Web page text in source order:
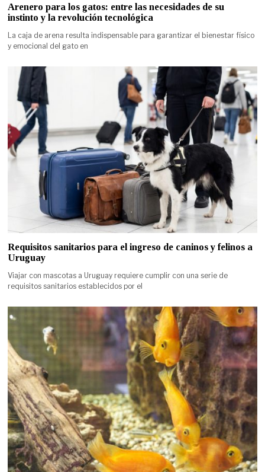
Arenero para los gatos: entre las necesidades de su
instinto y la revolución tecnológica
La caja de arena resulta indispensable para garantizar el bienestar físico
y emocional del gato en
Requisitos sanitarios para el ingreso de caninos y felinos a
Uruguay
Viajar con mascotas a Uruguay requiere cumplir con una serie de
requisitos sanitarios establecidos por el